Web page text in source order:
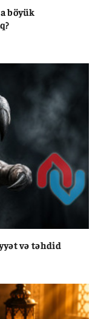
böyük
və təhdid